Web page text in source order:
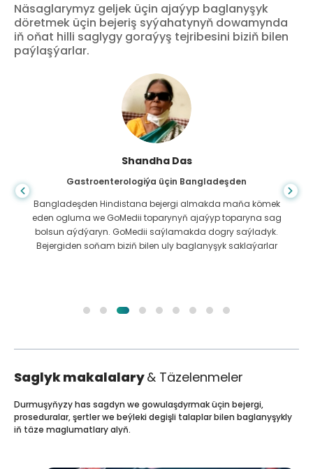
Näsaglarymyz geljek üçin ajaýyp baglanyşyk
döretmek üçin bejeriş syýahatynyň dowamynda
iň oňat hilli saglygy goraýyş tejribesini biziň bilen
paýlaşýarlar.
Shandha Das
Gastroenterologiýa üçin Bangladeşden
Bangladeşden Hindistana bejergi almakda maňa kömek
eden ogluma we GoMedii toparynyň ajaýyp toparyna sag
bolsun aýdýaryn. GoMedii saýlamakda dogry saýladyk.
Bejergiden soňam biziň bilen uly baglanyşyk saklaýarlar
Saglyk makalalary& Täzelenmeler
Durmuşyňyzy has sagdyn we gowulaşdyrmak üçin bejergi,
proseduralar, şertler we beýleki degişli talaplar bilen baglanyşykly
iň täze maglumatlary alyň.